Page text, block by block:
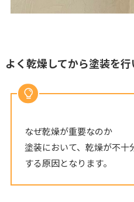
よく乾燥してから塗装を行
なぜ乾燥が重要なのか
塗装において、乾燥が不
する原因となります。